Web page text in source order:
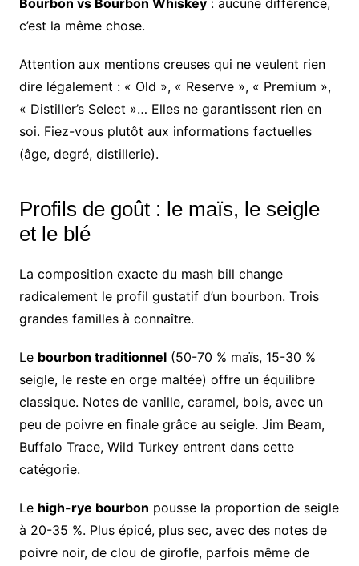
Bourbon vs Bourbon Whiskey: aucune différence,
c’est la même chose.
Attention aux mentions creuses qui ne veulent rien
dire légalement : « Old », « Reserve », « Premium »,
« Distiller’s Select »… Elles ne garantissent rien en
soi. Fiez-vous plutôt aux informations factuelles
(âge, degré, distillerie).
Profils de goût : le maïs, le seigle
et le blé
La composition exacte du mash bill change
radicalement le profil gustatif d’un bourbon. Trois
grandes familles à connaître.
Le bourbon traditionnel(50-70 % maïs, 15-30 %
seigle, le reste en orge maltée) offre un équilibre
classique. Notes de vanille, caramel, bois, avec un
peu de poivre en finale grâce au seigle. Jim Beam,
Buffalo Trace, Wild Turkey entrent dans cette
catégorie.
Le high-rye bourbon pousse la proportion de seigle
à 20-35 %. Plus épicé, plus sec, avec des notes de
poivre noir, de clou de girofle, parfois même de